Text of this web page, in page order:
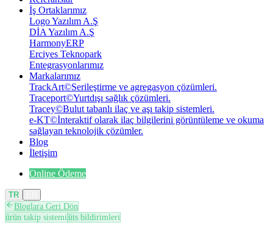
İş Ortaklarımız
Logo Yazılım A.Ş
DİA Yazılım A.Ş
HarmonyERP
Erciyes Teknopark
Entegrasyonlarımız
Markalarımız
TrackArt©Serileştirme ve agregasyon çözümleri.
Traceport©Yurtdışı sağlık çözümleri.
Tracey©Bulut tabanlı ilaç ve aşı takip sistemleri.
e-KT©İnteraktif olarak ilaç bilgilerini görüntüleme ve okuma
sağlayan teknolojik çözümler.
Blog
İletişim
Online Ödeme
TR
Bloglara Geri Dön
ürün takip sistemiüts bildirimleri